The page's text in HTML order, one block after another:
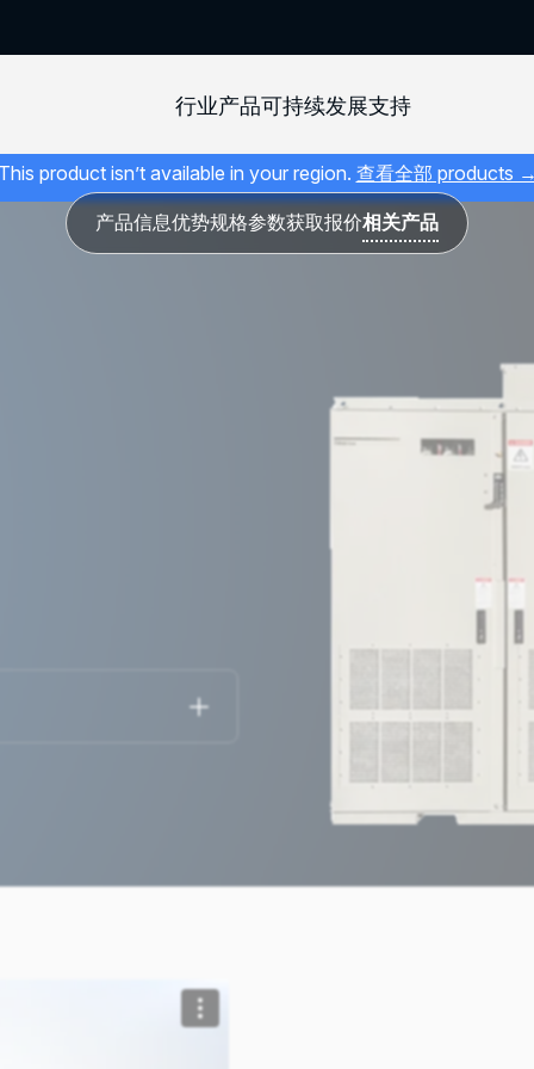
行业产品可持续发展支持
product isn’t available in your region. 查看全部 products